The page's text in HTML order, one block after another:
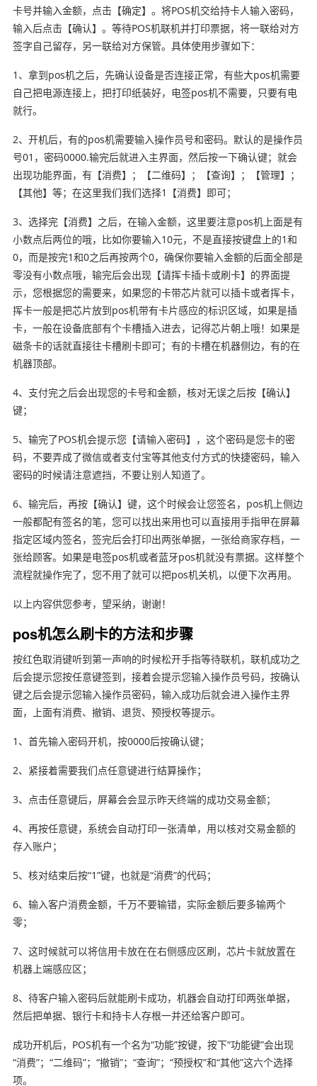
卡号并输入金额，点击【确定】。将POS机交给持卡人输入密码，
输入后点击【确认】。等待POS机联机并打印票据，将一联给对方
签字自己留存，另一联给对方保管。具体使用步骤如下：
1、拿到pos机之后，先确认设备是否连接正常，有些大pos机需要
自己把电源连接上，把打印纸装好，电签pos机不需要，只要有电
就行。
2、开机后，有的pos机需要输入操作员号和密码。默认的是操作员
号01，密码0000.输完后就进入主界面，然后按一下确认键；就会
出现功能界面，有【消费】；【二维码】；【查询】；【管理】；
【其他】等；在这里我们我们选择1【消费】即可；
3、选择完【消费】之后，在输入金额，这里要注意pos机上面是有
小数点后两位的哦，比如你要输入10元，不是直接按键盘上的1和
0，而是按完1和0之后再按两个0，确保你要输入金额的后面全部是
零没有小数点哦，输完后会出现【请挥卡插卡或刷卡】的界面提
示，您根据您的需要来，如果您的卡带芯片就可以插卡或者挥卡，
挥卡一般是把芯片放到pos机带有卡片感应的标识区域，如果是插
卡，一般在设备底部有个卡槽插入进去，记得芯片朝上哦！如果是
磁条卡的话就直接往卡槽刷卡即可；有的卡槽在机器侧边，有的在
机器顶部。
4、支付完之后会出现您的卡号和金额，核对无误之后按【确认】
键；
5、输完了POS机会提示您【请输入密码】，这个密码是您卡的密
码，不要弄成了微信或者支付宝等其他支付方式的快捷密码，输入
密码的时候请注意遮挡，不要让别人知道了。
6、输完后，再按【确认】键，这个时候会让您签名，pos机上侧边
一般都配有签名的笔，您可以找出来用也可以直接用手指甲在屏幕
指定区域内签名，签完后会打印出两张单据，一张给商家存档，一
张给顾客。如果是电签pos机或者蓝牙pos机就没有票据。这样整个
流程就操作完了，您不用了就可以把pos机关机，以便下次再用。
以上内容供您参考，望采纳，谢谢！
pos机怎么刷卡的方法和步骤
按红色取消键听到第一声响的时候松开手指等待联机，联机成功之
后会提示您按任意键签到，接着会提示您输入操作员号码，按确认
键之后会提示您输入操作员密码，输入成功后就会进入操作主界
面，上面有消费、撤销、退货、预授权等提示。
1、首先输入密码开机，按0000后按确认键；
2、紧接着需要我们点任意键进行结算操作；
3、点击任意键后，屏幕会会显示昨天终端的成功交易金额；
4、再按任意键，系统会自动打印一张清单，用以核对交易金额的
存入账户；
5、核对结束后按“1”键，也就是“消费”的代码；
6、输入客户消费金额，千万不要输错，实际金额后要多输两个
零；
7、这时候就可以将信用卡放在在右侧感应区刷，芯片卡就放置在
机器上端感应区；
8、待客户输入密码后就能刷卡成功，机器会自动打印两张单据，
然后把单据、银行卡和持卡人存根一并还给客户即可。
成功开机后，POS机有一个名为“功能”按键，按下“功能键”会出现
“消费”；“二维码”；“撤销”；“查询”；“预授权”和“其他”这六个选择
项。